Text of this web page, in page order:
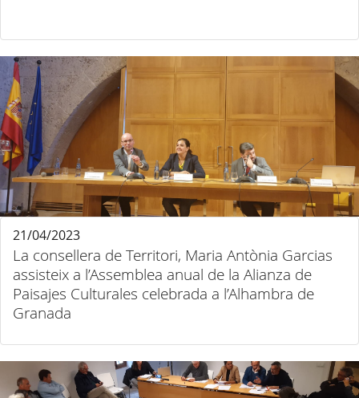
La consellera de Territori, Maria Antònia Garcias
assisteix a l’Assemblea anual de la Alianza de
Paisajes Culturales celebrada a l’Alhambra de
Granada
21/04/2023